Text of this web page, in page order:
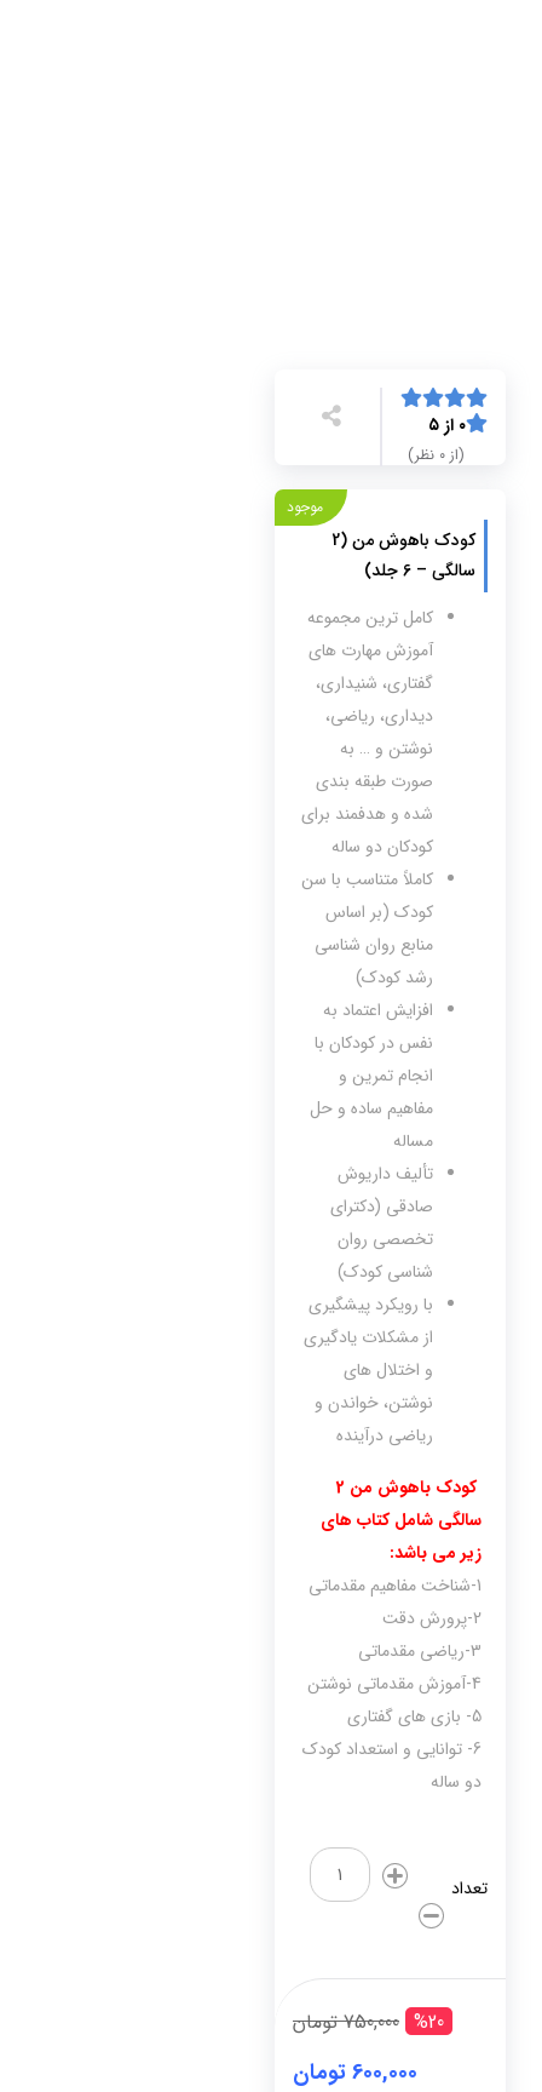
۰ از ۵
(از ۰ نظر)
کودک باهوش من (2
سالگی – 6 جلد)
موجود
کامل ترین مجموعه
آموزش مهارت های
گفتاری، شنیداری،
دیداری، ریاضی،
نوشتن و … به
صورت طبقه بندی
شده و هدفمند برای
کودکان دو ساله
کاملاً متناسب با سن
کودک (بر اساس
منابع روان شناسی
رشد کودک)
افزایش اعتماد به
نفس در کودکان با
انجام تمرین و
مفاهیم ساده و حل
مساله
تألیف داریوش
صادقی (دکترای
تخصصی روان
شناسی کودک)
با رویکرد پیشگیری
از مشکلات یادگیری
و اختلال های
نوشتن، خواندن و
ریاضی درآینده
کودک باهوش من 2
سالگی شامل کتاب های
زیر می باشد:
1-شناخت مفاهیم مقدماتی
2-پرورش دقت
3-ریاضی مقدماتی
4-آموزش مقدماتی نوشتن
5- بازی های گفتاری
6- توانایی و استعداد کودک
دو ساله
تعداد
کودک
باهوش
من
-
جلد)
عدد
%20 750,000 تومان
600,000 تومان